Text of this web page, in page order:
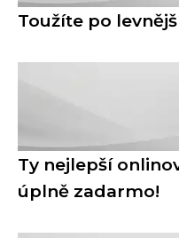
Toužíte po
Ty nejlepší
úplně zadarmo!